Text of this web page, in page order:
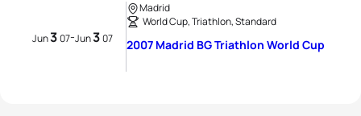
Jun307-Jun307
Madrid
World Cup, Triathlon, Standard
2007 Madrid BG Triathlon World Cup